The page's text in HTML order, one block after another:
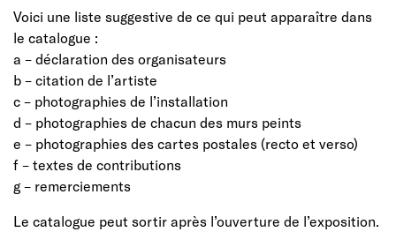
Voici une liste suggestive de ce qui peut apparaître dans
le catalogue :
a – déclaration des organisateurs
b – citation de l’artiste
c – photographies de l’installation
d – photographies de chacun des murs peints
e – photographies des cartes postales (recto et verso)
f – textes de contributions
g – remerciements
Le catalogue peut sortir après l’ouverture de l’exposition.